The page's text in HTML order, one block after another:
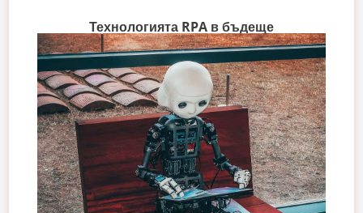
Технологията RPA в бъдеще